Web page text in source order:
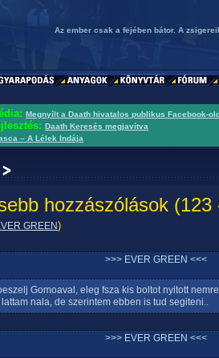
Az ember csak a fejében bátor. A
Megnyílt a Daath hivatalos publikus Facebook-
Daath Keresés megjavítva
– A Lélek Indája
hozzászólások (123
GREEN)
>>> EVER GREEN <<<
Gomoaval, eleg fsza kis boltot nyitott
nala, de szerintem ebben is tud segiteni..
>>> EVER GREEN <<<